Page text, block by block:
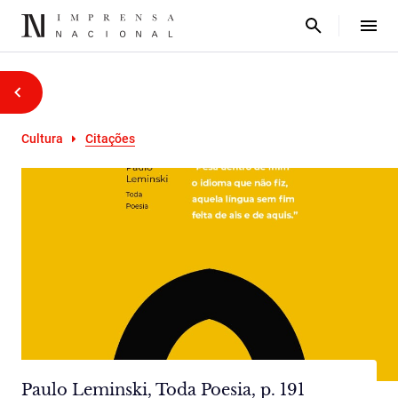
Cultura Citações
Paulo Leminski, Toda Poesia, p. 191